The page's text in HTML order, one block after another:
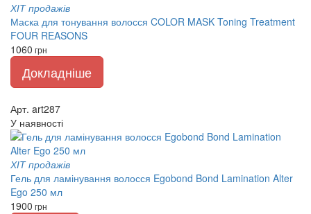
ХІТ продажів
Маска для тонування волосся COLOR MASK Toning Treatment
FOUR REASONS
1060 грн
Докладніше
Арт. art287
У наявності
ХІТ продажів
Гель для ламінування волосся Egobond Bond Lamination Alter
Ego 250 мл
1900 грн